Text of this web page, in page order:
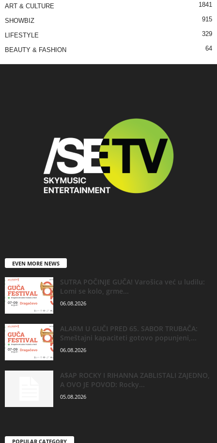
ART & CULTURE 1841
SHOWBIZ 915
LIFESTYLE 329
BEAUTY & FASHION 64
EVEN MORE NEWS
SUTRA POČINJE GUČA! Varošica već u ludilu:
Lomi se kolo, grme...
06.08.2026
ALARM U GUČI PRED 65. SABOR TRUBAČA:
Smeštajni kapaciteti gotovo popunjeni,...
06.08.2026
A$AP ROCKY I RIHANNA ZABLISTALI ZAJEDNO,
A OVO JE POVOD: Rocky...
05.08.2026
POPULAR CATEGORY